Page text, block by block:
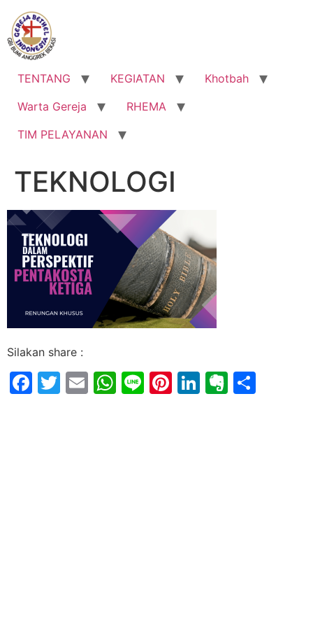
Lewati
konten
TENTANG KEGIATAN
Khotbah
Warta Gereja
RHEMA
TIM PELAYANAN
TEKNOLOGI
Silakan share :
Facebook
Twitter
EmailWhatsApp
LinePinterest
LinkedIn